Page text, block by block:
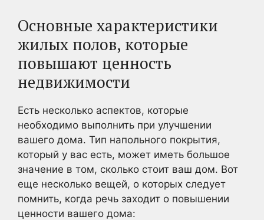
Основные характеристики
жилых полов, которые
повышают ценность
недвижимости
Есть несколько аспектов, которые
необходимо выполнить при улучшении
вашего дома. Тип напольного покрытия,
который у вас есть, может иметь большое
значение в том, сколько стоит ваш дом. Вот
еще несколько вещей, о которых следует
помнить, когда речь заходит о повышении
ценности вашего дома: